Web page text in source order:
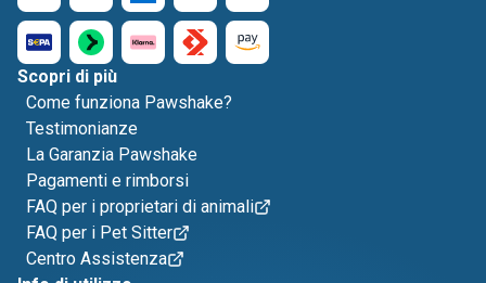
Scopri di più
Come funziona Pawshake?
Testimonianze
La Garanzia Pawshake
Pagamenti e rimborsi
FAQ per i proprietari di animali
FAQ per i Pet Sitter
Centro Assistenza